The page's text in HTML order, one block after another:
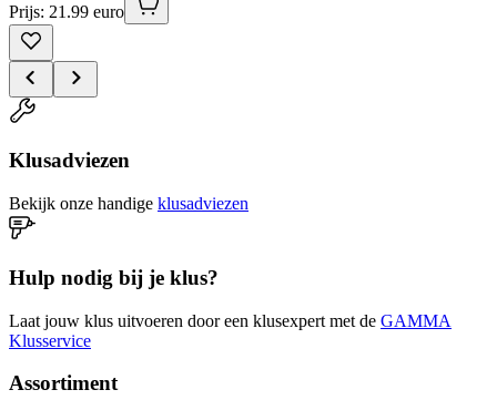
Prijs: 21.99 euro
Klusadviezen
Bekijk onze handige klusadviezen
Hulp nodig bij je klus?
Laat jouw klus uitvoeren door een klusexpert met de GAMMA
Klusservice
Assortiment